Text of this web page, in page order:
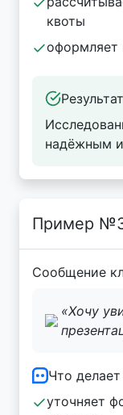
квоты
оформляет
Результат
надёжным
Пример
Сообщение
«Хочу
Что делает
уточняет